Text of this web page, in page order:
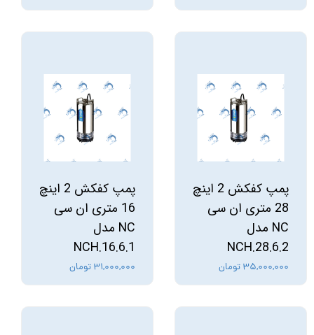
پمپ کفکش 2 اینچ
28 متری ان سی
NC مدل
NCH.28.6.2
۳۵,۰۰۰,۰۰۰ تومان
پمپ کفکش 2 اینچ
16 متری ان سی
NC مدل
NCH.16.6.1
۳۱,۰۰۰,۰۰۰ تومان